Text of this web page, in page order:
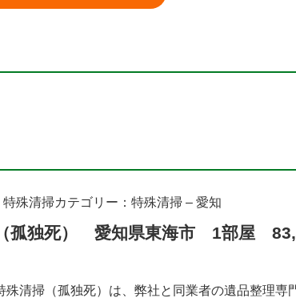
特殊清掃カテゴリー：特殊清掃 – 愛知
孤独死） 愛知県東海市 1部屋
殊清掃（孤独死）は、弊社と同業者の遺品整理専